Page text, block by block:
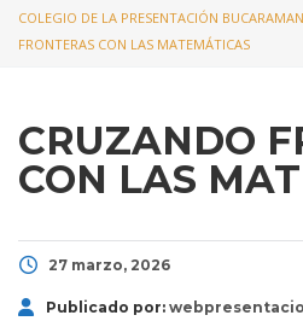
COLEGIO DE LA PRESENTACIÓN
FRONTERAS CON LAS MATEMÁTICAS
CRUZANDO
CON LAS
27 marzo, 2026
Publicado por: